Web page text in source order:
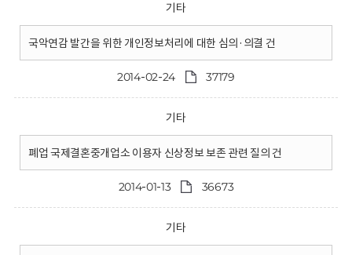
기타
국악연감 발간을 위한 개인정보처리에 대한 심의·의결 건
2014-02-24 37179
기타
폐업 국제결혼중개업소 이용자 신상정보 보존 관련 질의 건
2014-01-13 36673
기타